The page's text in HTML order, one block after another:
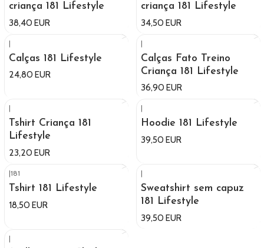
criança 181 Lifestyle
38,40 EUR
criança 181 Lifestyle
34,50 EUR
|
Calças 181 Lifestyle
24,80 EUR
|
Calças Fato Treino
Criança 181 Lifestyle
36,90 EUR
|
Tshirt Criança 181
Lifestyle
23,20 EUR
|
Hoodie 181 Lifestyle
39,50 EUR
|181
Tshirt 181 Lifestyle
18,50 EUR
|
Sweatshirt sem capuz
181 Lifestyle
39,50 EUR
|